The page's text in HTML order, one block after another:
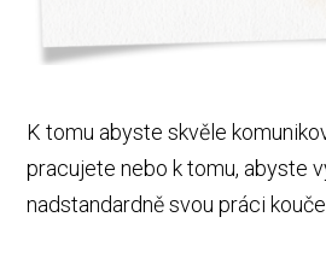
K tomu abyste skvěle
pracujete nebo k tomu, abyste
nadstandardně svou práci